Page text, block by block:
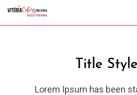
Title
Lorem Ipsum has been